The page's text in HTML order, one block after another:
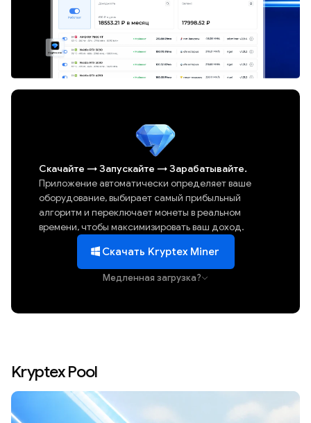
Скачайте →Запускайте →Зарабатывайте.
Приложение автоматически определяет ваше
оборудование, выбирает самый прибыльный
алгоритм и переключает монеты в реальном
времени, чтобы максимизировать ваш доход.
Скачать Kryptex Miner
Медленная загрузка?
Kryptex Pool